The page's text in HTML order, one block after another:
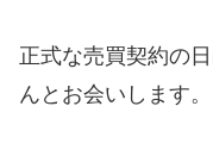
正式な売買契約の
んとお会いします。